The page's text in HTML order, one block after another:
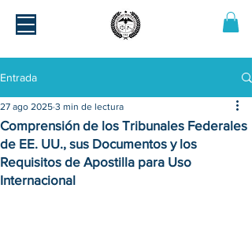
Entrada
Comprensión de los Tribunales Federales
de EE. UU., sus Documentos y los
Requisitos de Apostilla para Uso
Internacional
27 ago 2025 3 min de lectura